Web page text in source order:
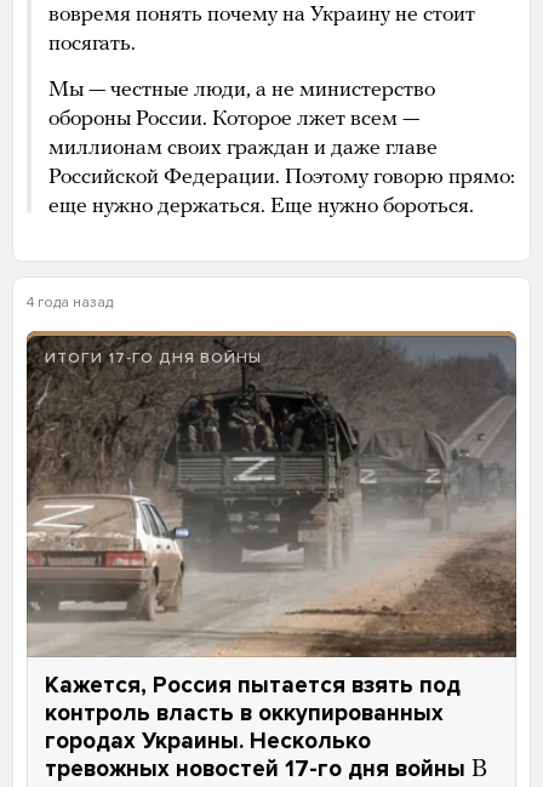
вовремя понять почему на Украину не стоит
посягать.
Мы — честные люди, а не министерство
обороны России. Которое лжет всем —
миллионам своих граждан и даже главе
Российской Федерации. Поэтому говорю прямо:
еще нужно держаться. Еще нужно бороться.
4 года назад
ИТОГИ 17-ГО ДНЯ ВОЙНЫ
Кажется, Россия пытается взять под
контроль власть в оккупированных
городах Украины. Несколько
тревожных новостей 17-го дня войны В